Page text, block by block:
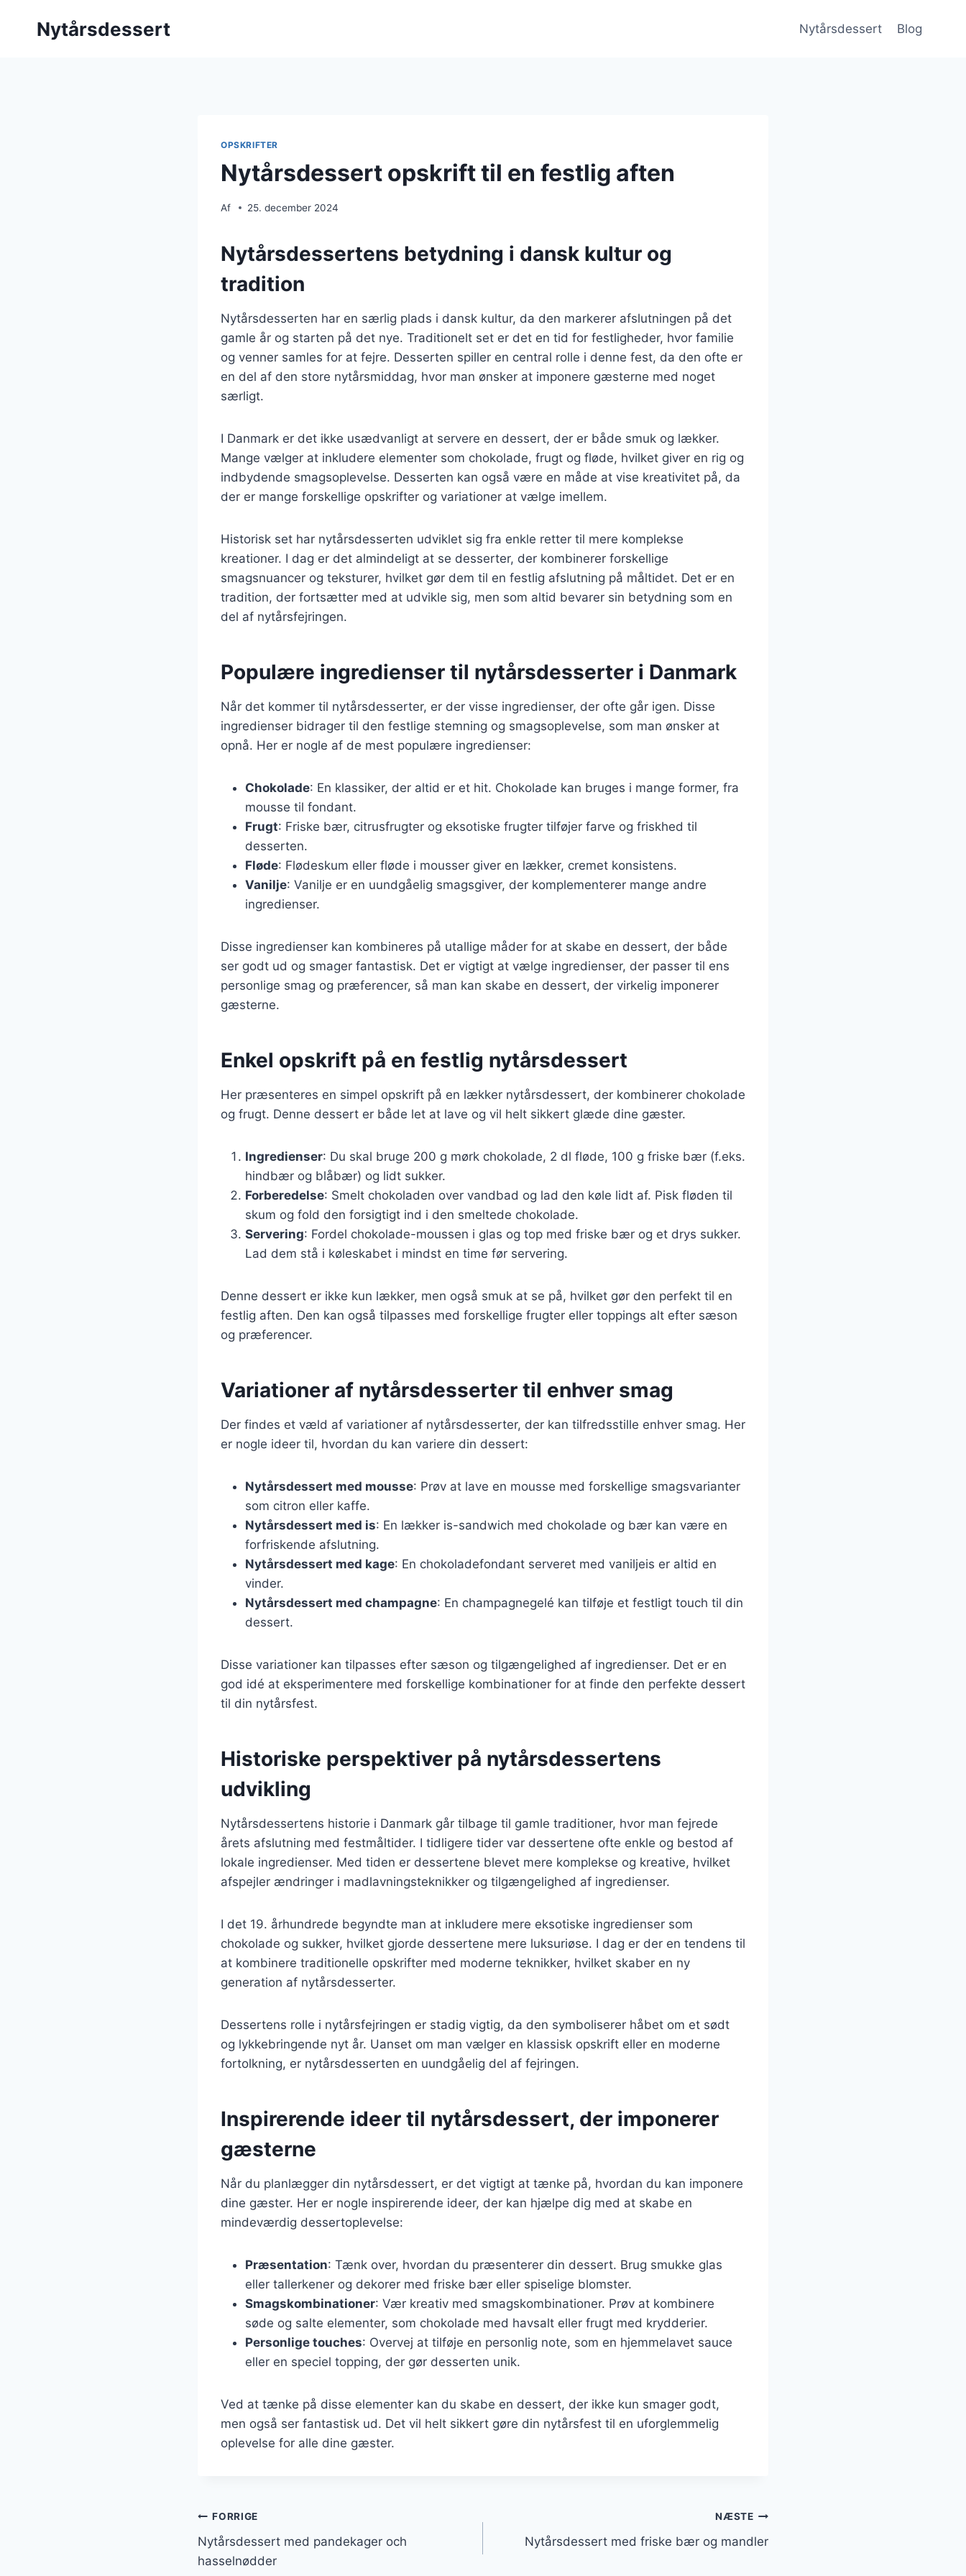
Nytårsdessert Nytårsdessert Blog
OPSKRIFTER
Nytårsdessert opskrift til en festlig aften
Af 25. december 2024
Nytårsdessertens betydning i dansk kultur og
tradition
Nytårsdesserten har en særlig plads i dansk kultur, da den markerer afslutningen på det
gamle år og starten på det nye. Traditionelt set er det en tid for festligheder, hvor familie
og venner samles for at fejre. Desserten spiller en central rolle i denne fest, da den ofte er
en del af den store nytårsmiddag, hvor man ønsker at imponere gæsterne med noget
særligt.
I Danmark er det ikke usædvanligt at servere en dessert, der er både smuk og lækker.
Mange vælger at inkludere elementer som chokolade, frugt og fløde, hvilket giver en rig og
indbydende smagsoplevelse. Desserten kan også være en måde at vise kreativitet på, da
der er mange forskellige opskrifter og variationer at vælge imellem.
Historisk set har nytårsdesserten udviklet sig fra enkle retter til mere komplekse
kreationer. I dag er det almindeligt at se desserter, der kombinerer forskellige
smagsnuancer og teksturer, hvilket gør dem til en festlig afslutning på måltidet. Det er en
tradition, der fortsætter med at udvikle sig, men som altid bevarer sin betydning som en
del af nytårsfejringen.
Populære ingredienser til nytårsdesserter i Danmark
Når det kommer til nytårsdesserter, er der visse ingredienser, der ofte går igen. Disse
ingredienser bidrager til den festlige stemning og smagsoplevelse, som man ønsker at
opnå. Her er nogle af de mest populære ingredienser:
Chokolade: En klassiker, der altid er et hit. Chokolade kan bruges i mange former, fra
mousse til fondant.
Frugt: Friske bær, citrusfrugter og eksotiske frugter tilføjer farve og friskhed til
desserten.
Fløde: Flødeskum eller fløde i mousser giver en lækker, cremet konsistens.
Vanilje: Vanilje er en uundgåelig smagsgiver, der komplementerer mange andre
ingredienser.
Disse ingredienser kan kombineres på utallige måder for at skabe en dessert, der både
ser godt ud og smager fantastisk. Det er vigtigt at vælge ingredienser, der passer til ens
personlige smag og præferencer, så man kan skabe en dessert, der virkelig imponerer
gæsterne.
Enkel opskrift på en festlig nytårsdessert
Her præsenteres en simpel opskrift på en lækker nytårsdessert, der kombinerer chokolade
og frugt. Denne dessert er både let at lave og vil helt sikkert glæde dine gæster.
Ingredienser: Du skal bruge 200 g mørk chokolade, 2 dl fløde, 100 g friske bær (f.eks.
hindbær og blåbær) og lidt sukker.
Forberedelse: Smelt chokoladen over vandbad og lad den køle lidt af. Pisk fløden til
skum og fold den forsigtigt ind i den smeltede chokolade.
Servering: Fordel chokolade-moussen i glas og top med friske bær og et drys sukker.
Lad dem stå i køleskabet i mindst en time før servering.
Denne dessert er ikke kun lækker, men også smuk at se på, hvilket gør den perfekt til en
festlig aften. Den kan også tilpasses med forskellige frugter eller toppings alt efter sæson
og præferencer.
Variationer af nytårsdesserter til enhver smag
Der findes et væld af variationer af nytårsdesserter, der kan tilfredsstille enhver smag. Her
er nogle ideer til, hvordan du kan variere din dessert:
Nytårsdessert med mousse: Prøv at lave en mousse med forskellige smagsvarianter
som citron eller kaffe.
Nytårsdessert med is: En lækker is-sandwich med chokolade og bær kan være en
forfriskende afslutning.
Nytårsdessert med kage: En chokoladefondant serveret med vaniljeis er altid en
vinder.
Nytårsdessert med champagne: En champagnegelé kan tilføje et festligt touch til din
dessert.
Disse variationer kan tilpasses efter sæson og tilgængelighed af ingredienser. Det er en
god idé at eksperimentere med forskellige kombinationer for at finde den perfekte dessert
til din nytårsfest.
Historiske perspektiver på nytårsdessertens
udvikling
Nytårsdessertens historie i Danmark går tilbage til gamle traditioner, hvor man fejrede
årets afslutning med festmåltider. I tidligere tider var dessertene ofte enkle og bestod af
lokale ingredienser. Med tiden er dessertene blevet mere komplekse og kreative, hvilket
afspejler ændringer i madlavningsteknikker og tilgængelighed af ingredienser.
I det 19. århundrede begyndte man at inkludere mere eksotiske ingredienser som
chokolade og sukker, hvilket gjorde dessertene mere luksuriøse. I dag er der en tendens til
at kombinere traditionelle opskrifter med moderne teknikker, hvilket skaber en ny
generation af nytårsdesserter.
Dessertens rolle i nytårsfejringen er stadig vigtig, da den symboliserer håbet om et sødt
og lykkebringende nyt år. Uanset om man vælger en klassisk opskrift eller en moderne
fortolkning, er nytårsdesserten en uundgåelig del af fejringen.
Inspirerende ideer til nytårsdessert, der imponerer
gæsterne
Når du planlægger din nytårsdessert, er det vigtigt at tænke på, hvordan du kan imponere
dine gæster. Her er nogle inspirerende ideer, der kan hjælpe dig med at skabe en
mindeværdig dessertoplevelse:
Præsentation: Tænk over, hvordan du præsenterer din dessert. Brug smukke glas
eller tallerkener og dekorer med friske bær eller spiselige blomster.
Smagskombinationer: Vær kreativ med smagskombinationer. Prøv at kombinere
søde og salte elementer, som chokolade med havsalt eller frugt med krydderier.
Personlige touches: Overvej at tilføje en personlig note, som en hjemmelavet sauce
eller en speciel topping, der gør desserten unik.
Ved at tænke på disse elementer kan du skabe en dessert, der ikke kun smager godt,
men også ser fantastisk ud. Det vil helt sikkert gøre din nytårsfest til en uforglemmelig
oplevelse for alle dine gæster.
Indlægsnavigation
FORRIGE
Nytårsdessert med pandekager och
hasselnødder
NÆSTE
Nytårsdessert med friske bær og mandler